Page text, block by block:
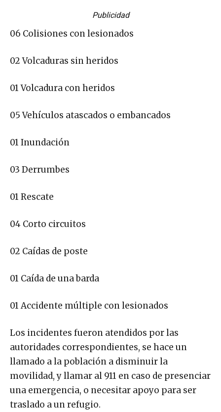
Publicidad
06 Colisiones con lesionados
02 Volcaduras sin heridos
01 Volcadura con heridos
05 Vehículos atascados o embancados
01 Inundación
03 Derrumbes
01 Rescate
04 Corto circuitos
02 Caídas de poste
01 Caída de una barda
01 Accidente múltiple con lesionados
Los incidentes fueron atendidos por las
autoridades correspondientes, se hace un
llamado a la población a disminuir la
movilidad, y llamar al 911 en caso de presenciar
una emergencia, o necesitar apoyo para ser
traslado a un refugio.